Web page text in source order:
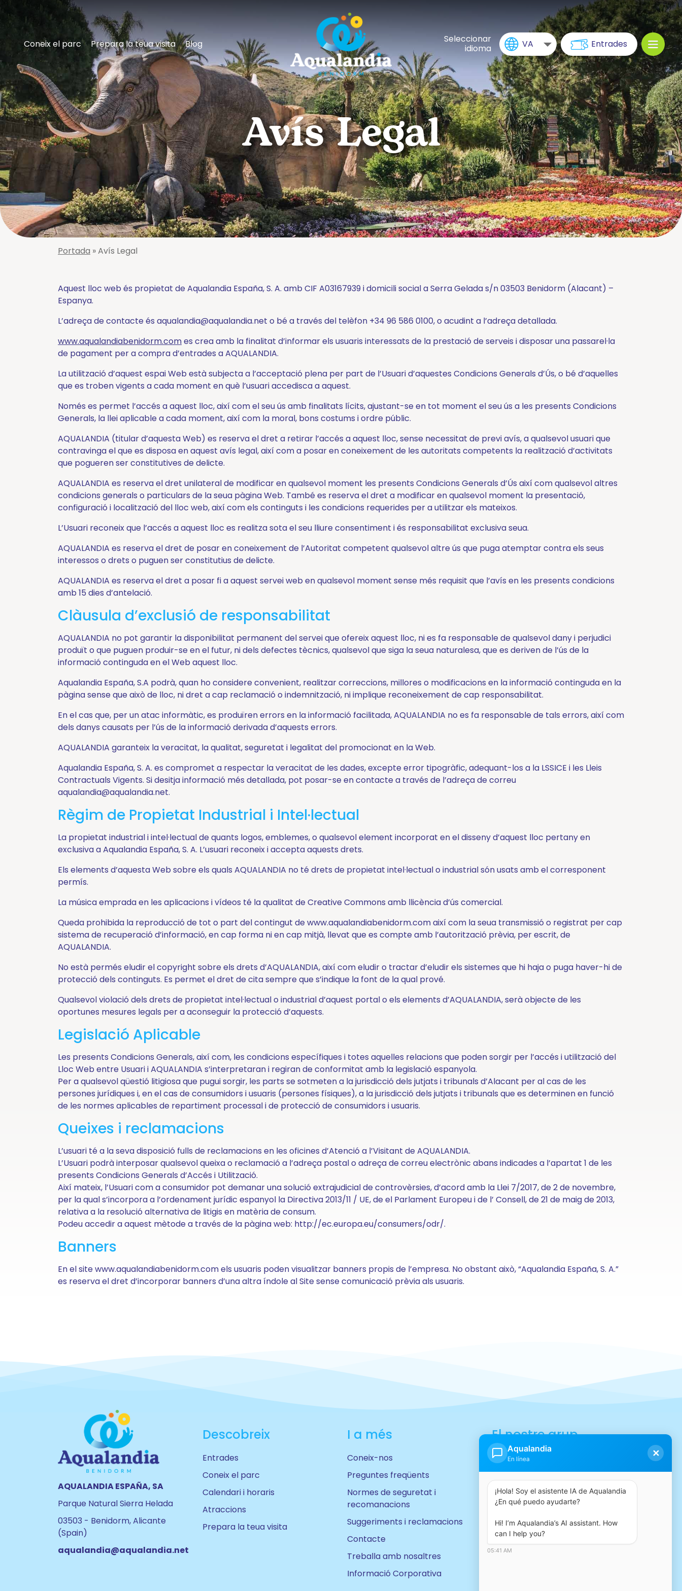
Coneix el parc Prepara la teua visita Blog
Seleccionar
idioma
VA Entrades
Coneix
Aqualandia
El
parc
Tour
Virtual
Coneix-
Adventureland
Big-
Bang
Black
Cyclón
Gran
Jacuzzi
Iguazu
Llacuna
Mini
Zag
Niágara
d’Onades
Pistes
Toves
Splash
Go
Zig-
Zag
Blog
Prepara
la
teua
visita
Tria
teua
ruta
Calendari
i
Contacte
Normes
de
seguretat
recomanacions
Preguntes
freqüents
Tarifes
I
a
més...
i
reclamacions
Informació
Corporativa
Treballa
amb
nosaltres
#aqualandia
©
2026
AQUALANDIA
ESPAÑA,
SA
Política de
Condicions
generals
Avís Legal
Portada »Avís Legal
Aquest lloc web és propietat de Aqualandia España, S. A. amb CIF A03167939 i domicili social a Serra Gelada s/n 03503 Benidorm (Alacant) –
Espanya.
L’adreça de contacte és aqualandia@aqualandia.net o bé a través del telèfon +34 96 586 0100, o acudint a l’adreça detallada.
www.aqualandiabenidorm.comes crea amb la finalitat d’informar els usuaris interessats de la prestació de serveis i disposar una passarel·la
de pagament per a compra d’entrades a AQUALANDIA.
La utilització d’aquest espai Web està subjecta a l’acceptació plena per part de l’Usuari d’aquestes Condicions Generals d’Ús, o bé d’aquelles
que es troben vigents a cada moment en què l’usuari accedisca a aquest.
Només es permet l’accés a aquest lloc, així com el seu ús amb finalitats lícits, ajustant-se en tot moment el seu ús a les presents Condicions
Generals, la llei aplicable a cada moment, així com la moral, bons costums i ordre públic.
AQUALANDIA (titular d’aquesta Web) es reserva el dret a retirar l’accés a aquest lloc, sense necessitat de previ avís, a qualsevol usuari que
contravinga el que es disposa en aquest avís legal, així com a posar en coneixement de les autoritats competents la realització d’activitats
que pogueren ser constitutives de delicte.
AQUALANDIA es reserva el dret unilateral de modificar en qualsevol moment les presents Condicions Generals d’Ús així com qualsevol altres
condicions generals o particulars de la seua pàgina Web. També es reserva el dret a modificar en qualsevol moment la presentació,
configuració i localització del lloc web, així com els continguts i les condicions requerides per a utilitzar els mateixos.
L’Usuari reconeix que l’accés a aquest lloc es realitza sota el seu lliure consentiment i és responsabilitat exclusiva seua.
AQUALANDIA es reserva el dret de posar en coneixement de l’Autoritat competent qualsevol altre ús que puga atemptar contra els seus
interessos o drets o puguen ser constitutius de delicte.
AQUALANDIA es reserva el dret a posar fi a aquest servei web en qualsevol moment sense més requisit que l’avís en les presents condicions
amb 15 dies d’antelació.
Clàusula d’exclusió de responsabilitat
AQUALANDIA no pot garantir la disponibilitat permanent del servei que ofereix aquest lloc, ni es fa responsable de qualsevol dany i perjudici
produït o que puguen produir-se en el futur, ni dels defectes tècnics, qualsevol que siga la seua naturalesa, que es deriven de l’ús de la
informació continguda en el Web aquest lloc.
Aqualandia España, S.A podrà, quan ho considere convenient, realitzar correccions, millores o modificacions en la informació continguda en la
pàgina sense que això de lloc, ni dret a cap reclamació o indemnització, ni implique reconeixement de cap responsabilitat.
En el cas que, per un atac informàtic, es produïren errors en la informació facilitada, AQUALANDIA no es fa responsable de tals errors, així com
dels danys causats per l’ús de la informació derivada d’aquests errors.
AQUALANDIA garanteix la veracitat, la qualitat, seguretat i legalitat del promocionat en la Web.
Aqualandia España, S. A. es compromet a respectar la veracitat de les dades, excepte error tipogràfic, adequant-los a la LSSICE i les Lleis
Contractuals Vigents. Si desitja informació més detallada, pot posar-se en contacte a través de l’adreça de correu
aqualandia@aqualandia.net.
Règim de Propietat Industrial i Intel·lectual
La propietat industrial i intel·lectual de quants logos, emblemes, o qualsevol element incorporat en el disseny d’aquest lloc pertany en
exclusiva a Aqualandia España, S. A. L’usuari reconeix i accepta aquests drets.
Els elements d’aquesta Web sobre els quals AQUALANDIA no té drets de propietat intel·lectual o industrial són usats amb el corresponent
permís.
La música emprada en les aplicacions i vídeos té la qualitat de Creative Commons amb llicència d’ús comercial.
Queda prohibida la reproducció de tot o part del contingut de www.aqualandiabenidorm.com així com la seua transmissió o registrat per cap
sistema de recuperació d’informació, en cap forma ni en cap mitjà, llevat que es compte amb l’autorització prèvia, per escrit, de
AQUALANDIA.
No està permés eludir el copyright sobre els drets d’AQUALANDIA, així com eludir o tractar d’eludir els sistemes que hi haja o puga haver-hi de
protecció dels continguts. Es permet el dret de cita sempre que s’indique la font de la qual prové.
Qualsevol violació dels drets de propietat intel·lectual o industrial d’aquest portal o els elements d’AQUALANDIA, serà objecte de les
oportunes mesures legals per a aconseguir la protecció d’aquests.
Legislació Aplicable
Les presents Condicions Generals, així com, les condicions específiques i totes aquelles relacions que poden sorgir per l’accés i utilització del
Lloc Web entre Usuari i AQUALANDIA s’interpretaran i regiran de conformitat amb la legislació espanyola.
Per a qualsevol qüestió litigiosa que pugui sorgir, les parts se sotmeten a la jurisdicció dels jutjats i tribunals d’Alacant per al cas de les
persones jurídiques i, en el cas de consumidors i usuaris (persones físiques), a la jurisdicció dels jutjats i tribunals que es determinen en funció
de les normes aplicables de repartiment processal i de protecció de consumidors i usuaris.
Queixes i reclamacions
L’usuari té a la seva disposició fulls de reclamacions en les oficines d’Atenció a l’Visitant de AQUALANDIA.
L’Usuari podrà interposar qualsevol queixa o reclamació a l’adreça postal o adreça de correu electrònic abans indicades a l’apartat 1 de les
presents Condicions Generals d’Accés i Utilització.
Així mateix, l’Usuari com a consumidor pot demanar una solució extrajudicial de controvèrsies, d’acord amb la Llei 7/2017, de 2 de novembre,
per la qual s’incorpora a l’ordenament jurídic espanyol la Directiva 2013/11 / UE, de el Parlament Europeu i de l’ Consell, de 21 de maig de 2013,
relativa a la resolució alternativa de litigis en matèria de consum.
Podeu accedir a aquest mètode a través de la pàgina web: http://ec.europa.eu/consumers/odr/.
Banners
En el site www.aqualandiabenidorm.com els usuaris poden visualitzar banners propis de l’empresa. No obstant això, “Aqualandia España, S. A.”
es reserva el dret d’incorporar banners d’una altra índole al Site sense comunicació prèvia als usuaris.
AQUALANDIA ESPAÑA, SA
Parque Natural Sierra Helada
03503 - Benidorm, Alicante
(Spain)
aqualandia@aqualandia.net
Descobreix
Entrades
Coneix el parc
Calendari i horaris
Atraccions
Prepara la teua visita
I a més
Coneix-nos
Preguntes freqüents
Normes de seguretat i
recomanacions
Suggeriments i reclamacions
Contacte
Treballa amb nosaltres
Informació Corporativa
El nostre grup
Aqualandia
En línea
✕
¡Hola! Soy el asistente IA de Aqualandia
¿En qué puedo ayudarte?
Hi! I’m Aqualandia’s AI assistant. How
can I help you?
05:41 AM